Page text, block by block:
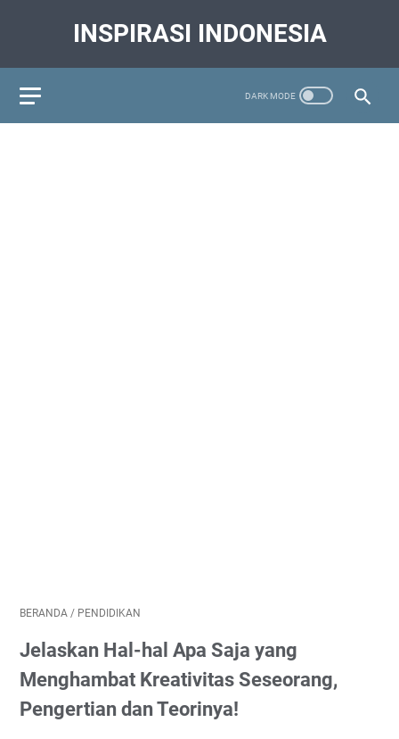
INSPIRASI INDONESIA
BERANDA / PENDIDIKAN
Jelaskan Hal-hal Apa Saja yang
Menghambat Kreativitas Seseorang,
Pengertian dan Teorinya!